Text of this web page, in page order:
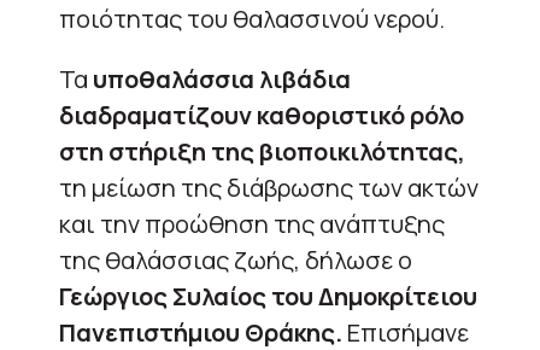
ποιότητας του θαλασσινού νερού.
Τα υποθαλάσσια λιβάδια
διαδραματίζουν καθοριστικό ρόλο
στη στήριξη της βιοποικιλότητας,
τη μείωση της διάβρωσης των ακτών
και την προώθηση της ανάπτυξης
της θαλάσσιας ζωής, δήλωσε ο
Γεώργιος Συλαίος του Δημοκρίτειου
Πανεπιστήμιου Θράκης. Επισήμανε